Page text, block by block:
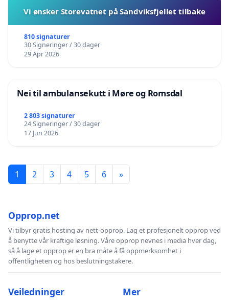
Vi ønsker Storevatnet på Sandviksfjellet tilbake
810 signaturer
30 Signeringer / 30 dager
29 Apr 2026
Nei til ambulansekutt i Møre og Romsdal
2 803 signaturer
24 Signeringer / 30 dager
17 Jun 2026
1 2 3 4 5 6 »
Opprop.net
Vi tilbyr gratis hosting av nett-opprop. Lag et profesjonelt opprop ved
å benytte vår kraftige løsning. Våre opprop nevnes i media hver dag,
så å lage et opprop er en bra måte å få oppmerksomhet i
offentligheten og hos beslutningstakere.
Veiledninger Mer